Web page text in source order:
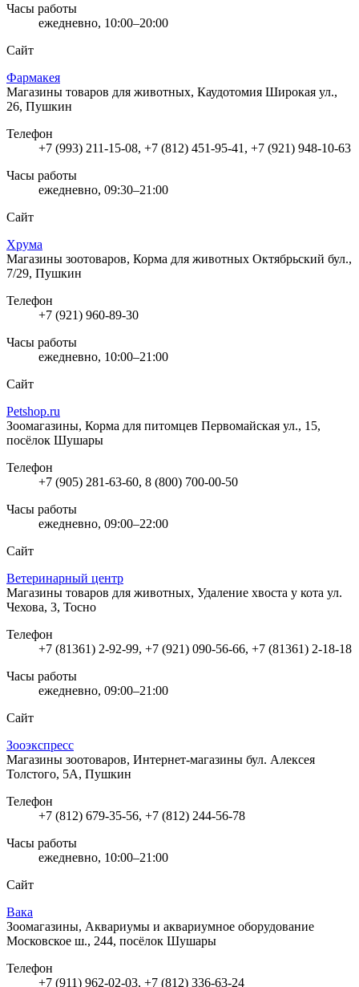
Часы работы
ежедневно, 10:00–20:00
Сайт
Фармакея
Магазины товаров для животных, Каудотомия Широкая ул.,
26, Пушкин
Телефон
+7 (993) 211-15-08, +7 (812) 451-95-41, +7 (921) 948-10-63
Часы работы
ежедневно, 09:30–21:00
Сайт
Хрума
Магазины зоотоваров, Корма для животных Октябрьский бул.,
7/29, Пушкин
Телефон
+7 (921) 960-89-30
Часы работы
ежедневно, 10:00–21:00
Сайт
Petshop.ru
Зоомагазины, Корма для питомцев Первомайская ул., 15,
посёлок Шушары
Телефон
+7 (905) 281-63-60, 8 (800) 700-00-50
Часы работы
ежедневно, 09:00–22:00
Сайт
Ветеринарный центр
Магазины товаров для животных, Удаление хвоста у кота ул.
Чехова, 3, Тосно
Телефон
+7 (81361) 2-92-99, +7 (921) 090-56-66, +7 (81361) 2-18-18
Часы работы
ежедневно, 09:00–21:00
Сайт
Зооэкспресс
Магазины зоотоваров, Интернет-магазины бул. Алексея
Толстого, 5А, Пушкин
Телефон
+7 (812) 679-35-56, +7 (812) 244-56-78
Часы работы
ежедневно, 10:00–21:00
Сайт
Вака
Зоомагазины, Аквариумы и аквариумное оборудование
Московское ш., 244, посёлок Шушары
Телефон
+7 (911) 962-02-03, +7 (812) 336-63-24